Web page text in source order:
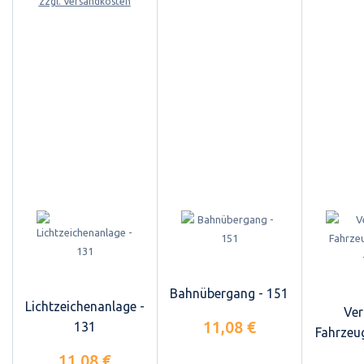
Lichtzeichenanlage -
131
Bahnübergang - 151
11,08 €